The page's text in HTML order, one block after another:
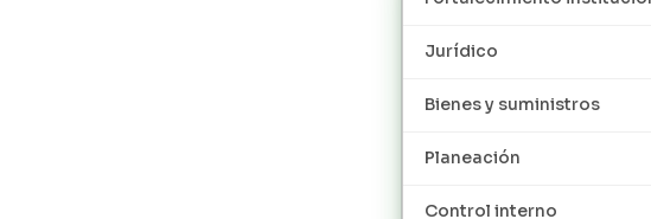
Jurídico
Bienes y suministros
Planeación
Control interno